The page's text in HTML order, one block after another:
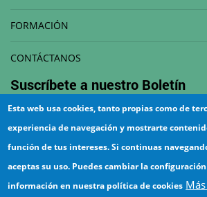
FORMACIÓN
CONTÁCTANOS
Suscríbete a nuestro Boletín
¡Suscríbete!
Esta web usa cookies, tanto propias como de
experiencia de navegación y mostrarte
función de tus intereses. Si continuas
aceptas su uso. Puedes cambiar la
información en nuestra política de cookies